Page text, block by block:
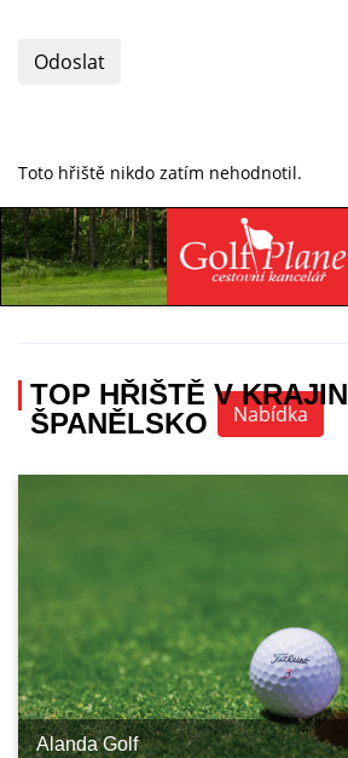
Odoslat
Toto hřiště nikdo zatím nehodnotil.
Nabídka
TOP HŘIŠTĚ V
ŠPANĚLSKO
Alanda Golf